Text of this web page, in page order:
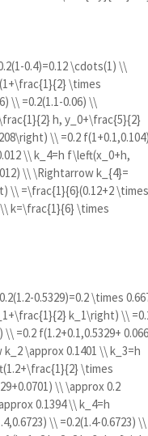
0.4)=0.12 \cdots(1) \\
\times
\\ =0.2(1.1-0.06) \\
h, y_0+\frac{5}{2}
\\ =0.2
\\ k_4=h f\left(x_0+h,
\\ \Rightarrow k_{4}=
\\ =\frac{1}{6}(0.12+2
\\ k=\frac{1}{6} \times
0.5329)=0.2 \times
k_1\right) \\
=0.2 f(1.2+0.1,0.5329+
\approx 0.1401 \\ k_3=h
\times
\\ \approx 0.2
0.1394 \\ k_4=h
\\ =0.2(1.4-0.6723) \\